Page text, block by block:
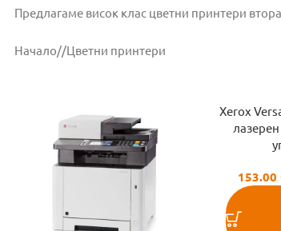
Предлагаме висок клас цветни принтери
Начало/ Цветни принтери
Xerox
153.00